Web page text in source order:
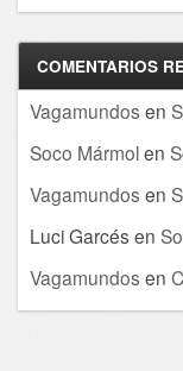
COMENTARIOS
Vagamundos en
Soco Mármolen
Vagamundos en
Luci Garcés en
Vagamundos en